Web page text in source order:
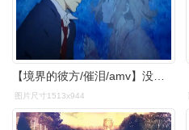
图片尺寸1513x944